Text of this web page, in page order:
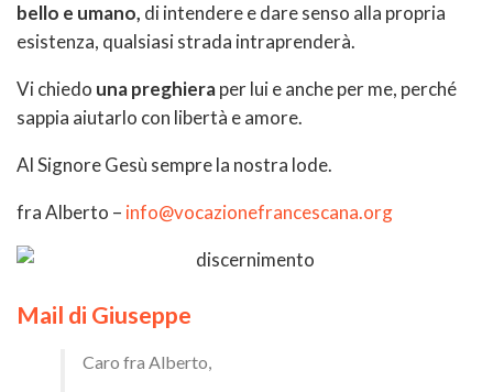
bello e umano, di intendere e dare senso alla propria
esistenza, qualsiasi strada intraprenderà.
Vi chiedo una preghieraper lui e anche per me, perché
sappia aiutarlo con libertà e amore.
Al Signore Gesù sempre la nostra lode.
fra Alberto – info@vocazionefrancescana.org
Mail di Giuseppe
Caro fra Alberto,